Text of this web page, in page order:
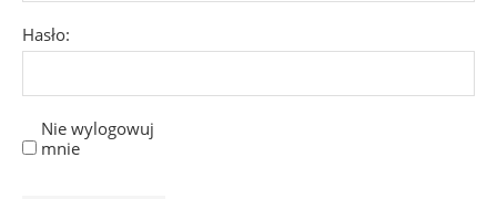
Hasło:
Nie wylogowuj
mnie